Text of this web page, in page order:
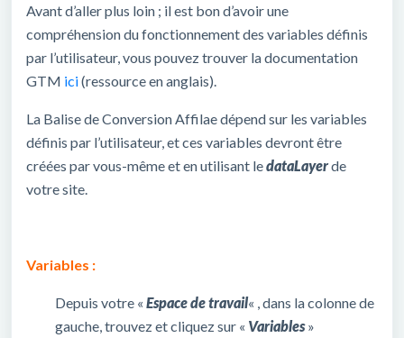
Avant d’aller plus loin ; il est bon d’avoir une
compréhension du fonctionnement des variables définis
par l’utilisateur, vous pouvez trouver la documentation
GTM ici(ressource en anglais).
La Balise de Conversion Affilae dépend sur les variables
définis par l’utilisateur, et ces variables devront être
créées par vous-même et en utilisant ledataLayerde
votre site.
Variables :
Depuis votre « Espace de travail« , dans la colonne de
gauche, trouvez et cliquez sur « Variables»